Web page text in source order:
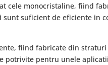
cele monocristaline, fiind
sunt suficient de eficiente in
fiind fabricate din
potrivite pentru unele